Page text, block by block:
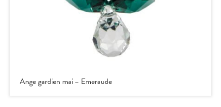
Ange gardien mai – Emeraude